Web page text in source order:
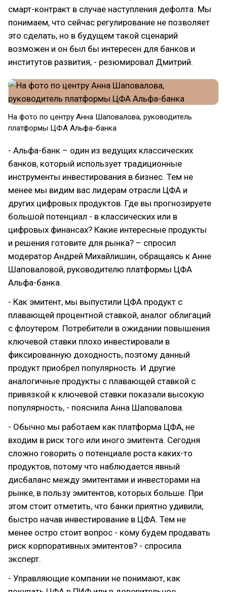
смарт-контракт в случае наступления дефолта. Мы
понимаем, что сейчас регулирование не позволяет
это сделать, но в будущем такой сценарий
возможен и он был бы интересен для банков и
институтов развития, - резюмировал Дмитрий.
На фото по центру Анна Шаповалова, руководитель
платформы ЦФА Альфа-банка
- Альфа-банк – один из ведущих классических
банков, который использует традиционные
инструменты инвестирования в бизнес. Тем не
менее мы видим вас лидерам отрасли ЦФА и
других цифровых продуктов. Где вы прогнозируете
большой потенциал - в классических или в
цифровых финансах? Какие интересные продукты
и решения готовите для рынка? – спросил
модератор Андрей Михайлишин, обращаясь к Анне
Шаповаловой, руководителю платформы ЦФА
Альфа-банка.
- Как эмитент, мы выпустили ЦФА продукт с
плавающей процентной ставкой, аналог облигаций
с флоутером. Потребители в ожидании повышения
ключевой ставки плохо инвестировали в
фиксированную доходность, поэтому данный
продукт приобрел популярность. И другие
аналогичные продукты с плавающей ставкой с
привязкой к ключевой ставки показали высокую
популярность, - пояснила Анна Шаповалова.
- Обычно мы работаем как платформа ЦФА, не
входим в риск того или иного эмитента. Сегодня
сложно говорить о потенциале роста каких-то
продуктов, потому что наблюдается явный
дисбаланс между эмитентами и инвесторами на
рынке, в пользу эмитентов, которых больше. При
этом стоит отметить, что банки приятно удивили,
быстро начав инвестирование в ЦФА. Тем не
менее остро стоит вопрос - кому будем продавать
риск корпоративных эмитентов? - спросила
эксперт.
- Управляющие компании не понимают, как